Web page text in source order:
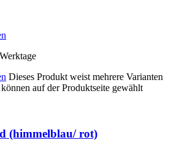
Dieses Produkt weist mehrere Varianten
auf der Produktseite gewählt
(himmelblau/ rot)